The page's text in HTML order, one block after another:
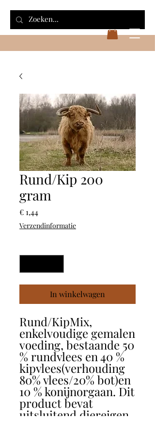
Rund/Kip 200
gram
€ 1,44Prijs
Verzendinformatie
In winkelwagen
Rund/KipMix,
enkelvoudige gemalen
voeding, bestaande 50
% rundvlees en 40 %
kipvlees(verhouding
80% vlees/20% bot)en
10 % konijnorgaan. Dit
product bevat
uitsluitend diereigen